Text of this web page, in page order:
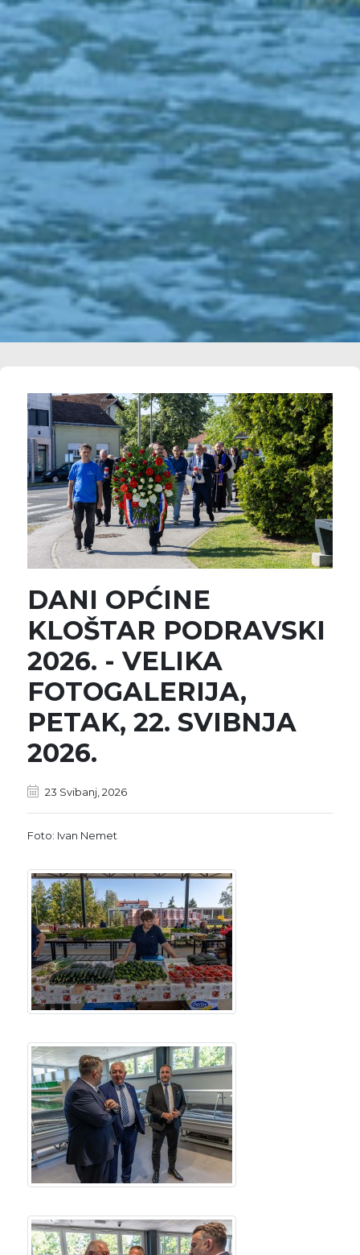
DANI OPĆINE
KLOŠTAR PODRAVSKI
2026. - VELIKA
FOTOGALERIJA,
PETAK, 22. SVIBNJA
2026.
23 Svibanj, 2026
Foto: Ivan Nemet